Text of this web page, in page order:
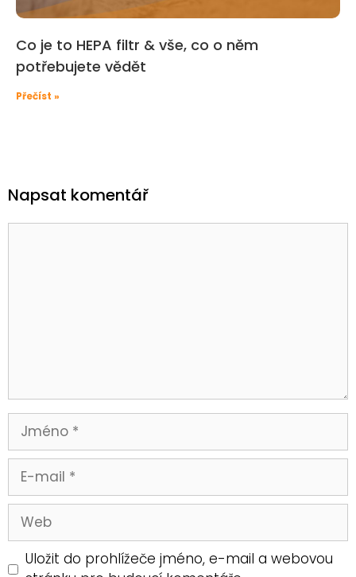
Co je to HEPA filtr & vše, co o něm
potřebujete vědět
Přečíst »
Napsat komentář
Uložit do prohlížeče jméno, e-mail a webovou